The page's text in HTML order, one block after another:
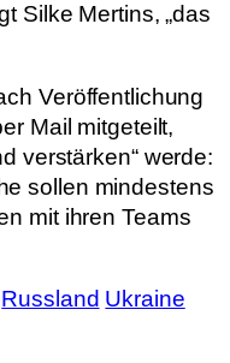
Silke Mertins, „das
Veröffentlichung
Mail mitgeteilt,
verstärken“ werde:
sollen mindestens
mit ihren Teams
Russland Ukraine